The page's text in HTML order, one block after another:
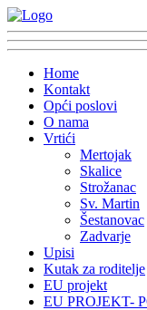
Home
Kontakt
Opći poslovi
O nama
Vrtići
Mertojak
Skalice
Strožanac
Sv. Martin
Šestanovac
Zadvarje
Upisi
Kutak za roditelje
EU projekt
EU PROJEKT-